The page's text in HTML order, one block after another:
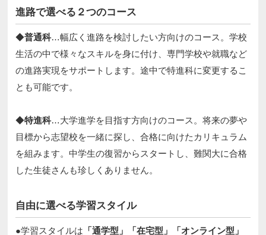
進路で選べる２つのコース
◆普通科…幅広く進路を検討したい方向けのコース。学校
生活の中で様々なスキルを身に付け、専門学校や就職など
の進路実現をサポートします。途中で特進科に変更するこ
とも可能です。
◆特進科…大学進学を目指す方向けのコース。将来の夢や
目標から志望校を一緒に探し、合格に向けたカリキュラム
を組みます。中学生の復習からスタートし、難関大に合格
した生徒さんも珍しくありません。​
自由に選べる学習スタイル​
●学習スタイルは 「通学型」「在宅型」「オンライン型」